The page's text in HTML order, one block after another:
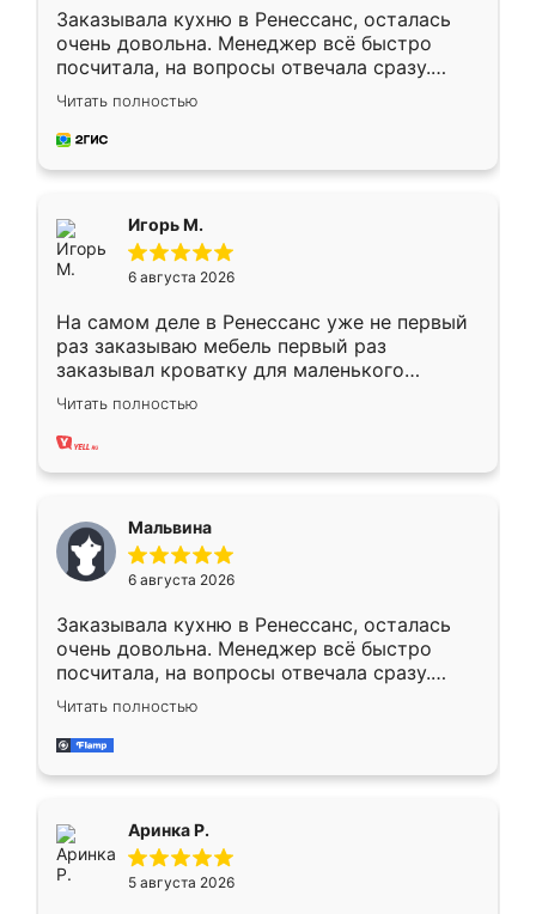
Заказывала кухню в Ренессанс, осталась
очень довольна. Менеджер всё быстро
посчитала, на вопросы отвечала сразу.
Замерщик приехал в субботу, подошёл к
делу со всей ответственностью. Собрали
за день, ребята работали аккуратно, даже
Читать полностью
Игорь М.
6 августа 2026
На самом деле в Ренессанс уже не первый
раз заказываю мебель первый раз
заказывал кроватку для маленького
ребёнка при его рождении ,во второй раз
заказал шкаф-купе. По качеству очень
хорошее сборка достаточно быстрая,
меньше, здесь же он более разнообразный.
Мне нравится ,если что-то потребуется из
мебели буду заказывать только здесь.
Читать полностью
Мальвина
6 августа 2026
Заказывала кухню в Ренессанс, осталась
очень довольна. Менеджер всё быстро
посчитала, на вопросы отвечала сразу.
Замерщик приехал в субботу, подошёл к
делу со всей ответственностью. Собрали
за день, ребята работали аккуратно, даже
Читать полностью
Аринка Р.
5 августа 2026